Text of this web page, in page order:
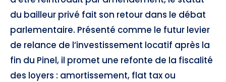
du bailleur privé fait son retour dans le débat
parlementaire. Présenté comme le futur levier
de relance de l’investissement locatif après la
fin du Pinel, il promet une refonte de la fiscalité
des loyers : amortissement, flat tax ou